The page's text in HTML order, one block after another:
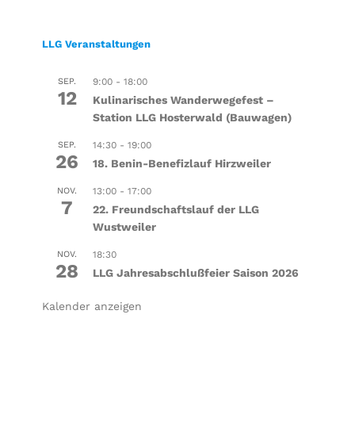
LLG Veranstaltungen
SEP.
12
9:00- 18:00
Kulinarisches Wanderwegefest –
Station LLG Hosterwald (Bauwagen)
SEP.
26
14:30- 19:00
18. Benin-Benefizlauf Hirzweiler
NOV.
7
13:00- 17:00
22. Freundschaftslauf der LLG
Wustweiler
NOV.
28
18:30
LLG Jahresabschlußfeier Saison 2026
Kalender anzeigen